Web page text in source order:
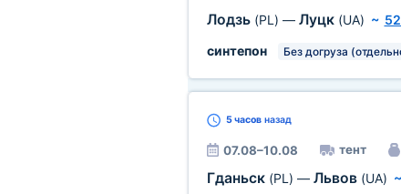
Лодзь (PL) — Луцк (UA) ~
синтепон
Без догруза
5 часовназад
07.08–10.08 тент
Гданьск (PL) — Львов (UA) ~